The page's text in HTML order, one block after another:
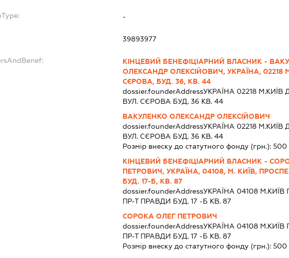
-
39893977
КІНЦЕВИЙ БЕНЕФІЦІАРНИЙ ВЛАСНИК -
ОЛЕКСАНДР ОЛЕКСІЙОВИЧ, УКРАЇНА, 02218
СЄРОВА, БУД. 36, КВ. 44
dossier.founderAddressУКРАЇНА 02218
ВУЛ. СЄРОВА БУД. 36 КВ. 44
ВАКУЛЕНКО ОЛЕКСАНДР ОЛЕКСІЙОВИЧ
dossier.founderAddressУКРАЇНА 02218
ВУЛ. СЄРОВА БУД. 36 КВ. 44
Розмір внеску до статутного фонду (грн.): 500
КІНЦЕВИЙ БЕНЕФІЦІАРНИЙ ВЛАСНИК -
ПЕТРОВИЧ, УКРАЇНА, 04108, М. КИЇВ,
БУД. 17-Б, КВ. 87
dossier.founderAddressУКРАЇНА 04108
ПР-Т ПРАВДИ БУД. 17 -Б КВ. 87
СОРОКА ОЛЕГ ПЕТРОВИЧ
dossier.founderAddressУКРАЇНА 04108
ПР-Т ПРАВДИ БУД. 17 -Б КВ. 87
Розмір внеску до статутного фонду (грн.): 500